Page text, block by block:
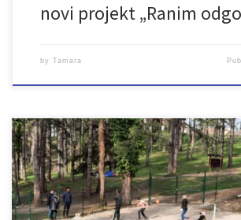
novi projekt „Ranim
by Tamara
U periodu od 1. decembra 2020. do 31. maja
Udruženje „Lan“ iz Bihaća, uz finansijsku
Schuler Helfen Leben realizira projekt „Pustite